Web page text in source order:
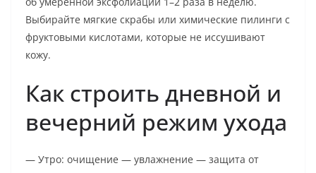
Выбирайте мягкие скрабы или химические пилинги с
фруктовыми кислотами, которые не иссушивают
кожу.
Как строить дневной и
вечерний режим ухода
— Утро: очищение — увлажнение — защита от